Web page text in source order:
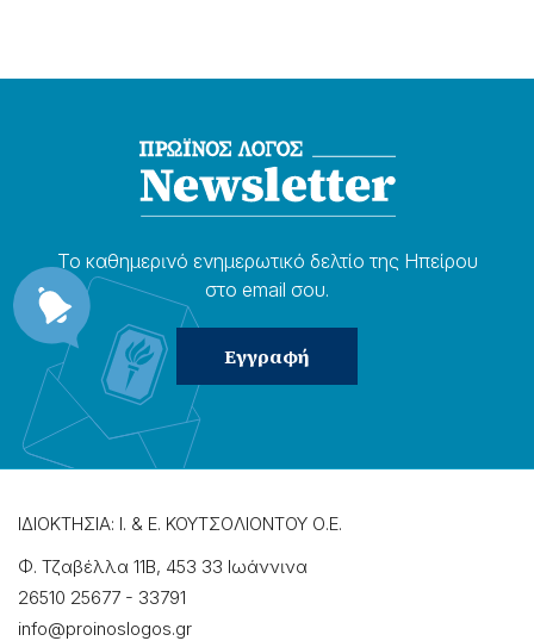
Το καθημερɩνό ενημερωτɩκό δελτίο της Ηπείρου
στο email σου.
ΙΔΙΟΚΤΗΣΙΑ: Ι. & Ε. ΚΟΥΤΣΟΛΙΟΝΤΟΥ Ο.Ε.
Φ. Τζαβέλλα 11Β, 453 33 Ιωάννɩνα
26510 25677 - 33791
info@proinoslogos.gr